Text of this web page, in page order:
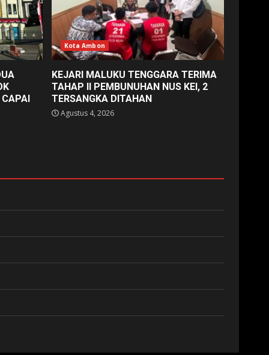
CAPAI
Kota Ambon
KEJARI MALUKU TENGGARA TERIMA
TAHAP II PEMBUNUHAN NUS KEI, 2
TERSANGKA DITAHAN
Agustus 4, 2026